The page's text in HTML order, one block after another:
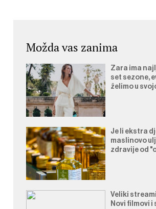
Možda vas zanima
Zara ima
set sezone,
želimo u
Je li ekstra
maslinovo
zdravije od
Veliki
Novi filmovi i